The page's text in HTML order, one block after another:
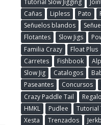
Cañas
Lipless Pato
Señuelos blandos
Flotantes
Slow Jigs
Familia Crazy
Float Plus
Carretes
Fishbook
Slow Jig
Catalogos
Paseantes
Concursos
Crazy Paddle Tail
HMKL
Pudlee
Tutorial
Xesta
Trenzados